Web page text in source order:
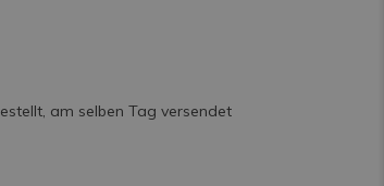
am selben Tag versendet